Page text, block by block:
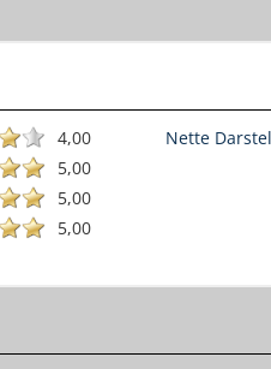
4,00
5,00
5,00
5,00
Nette